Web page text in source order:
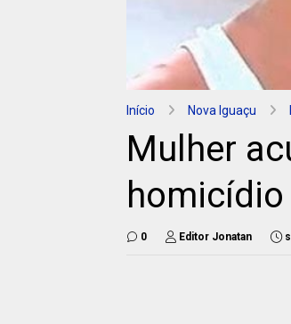
Início Nova Iguaçu
Mulher
0 Editor Jonatan